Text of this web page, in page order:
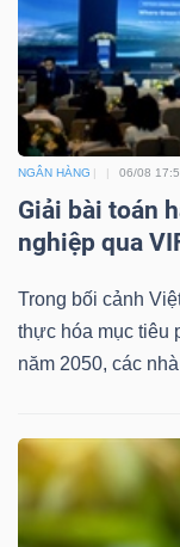
NGÂN HÀNG 06/08
Giải bài toán
nghiệp qua
Trong bối cảnh
thực hóa mục tiêu
năm 2050, các